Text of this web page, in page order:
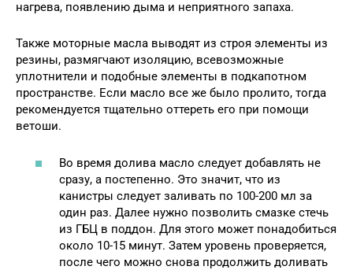
нагрева, появлению дыма и неприятного запаха.
Также моторные масла выводят из строя элементы из
резины, размягчают изоляцию, всевозможные
уплотнители и подобные элементы в подкапотном
пространстве. Если масло все же было пролито, тогда
рекомендуется тщательно оттереть его при помощи
ветоши.
Во время долива масло следует добавлять не
сразу, а постепенно. Это значит, что из
канистры следует заливать по 100-200 мл за
один раз. Далее нужно позволить смазке стечь
из ГБЦ в поддон. Для этого может понадобиться
около 10-15 минут. Затем уровень проверяется,
после чего можно снова продолжить доливать